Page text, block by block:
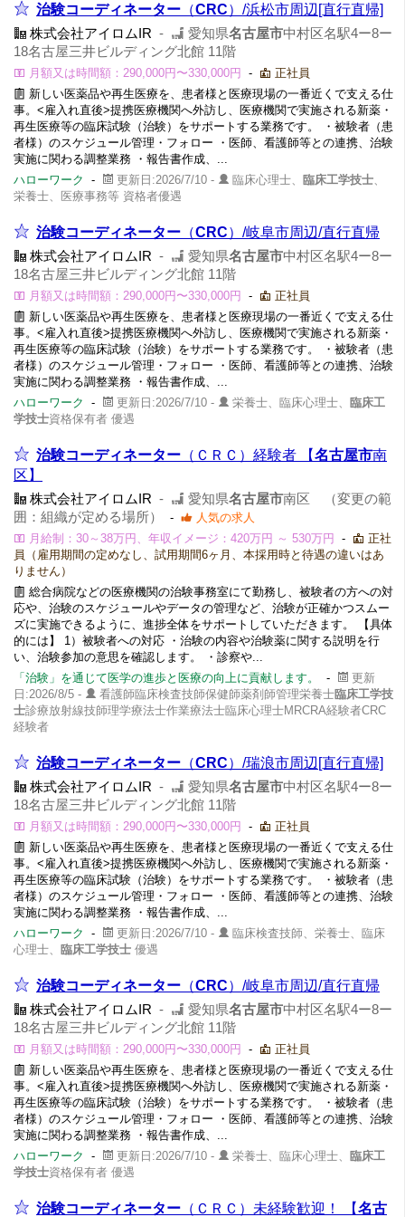
治験コーディネーター （CRC）/浜松市周辺[直行直帰]
株式会社アイロムIR - 愛知県名古屋市中村区名駅4ー8ー
18名古屋三井ビルディング北館 11階
月額又は時間額：290,000円〜330,000円 -
正社員
新しい医薬品や再生医療を、患者様と医療現場の一番近くで支える仕
事。<雇入れ直後>提携医療機関へ外訪し、医療機関で実施される新薬・
再生医療等の臨床試験（治験）をサポートする業務です。 ・被験者（患
者様）のスケジュール管理・フォロー ・医師、看護師等との連携、治験
実施に関わる調整業務 ・報告書作成、...
ハローワーク
- 更新日:2026/7/10 - 臨床心理士、 臨床工学技士
栄養士、医療事務等 資格者優遇
治験コーディネーター （CRC）/岐阜市周辺/直行直帰
株式会社アイロムIR - 愛知県名古屋市中村区名駅4ー8ー
18名古屋三井ビルディング北館 11階
月額又は時間額：290,000円〜330,000円 -
正社員
新しい医薬品や再生医療を、患者様と医療現場の一番近くで支える仕
事。<雇入れ直後>提携医療機関へ外訪し、医療機関で実施される新薬・
再生医療等の臨床試験（治験）をサポートする業務です。 ・被験者（患
者様）のスケジュール管理・フォロー ・医師、看護師等との連携、治験
実施に関わる調整業務 ・報告書作成、...
ハローワーク
- 更新日:2026/7/10 - 栄養士、臨床心理士、
臨床工
学技士資格保有者 優遇
治験コーディネーター （ＣＲＣ）経験者 【名古屋市南
区】
株式会社アイロムIR - 愛知県名古屋市南区 （変更の範
囲：組織が定める場所）
-
人気の求人
月給制：30～38万円、年収イメージ：420万円 ～ 530万円
-
正社
員（雇用期間の定めなし、試用期間6ヶ月、本採用時と待遇の違いはあ
りません）
総合病院などの医療機関の治験事務室にて勤務し、被験者の方への対
応や、治験のスケジュールやデータの管理など、治験が正確かつスムー
ズに実施できるように、進捗全体をサポートしていただきます。 【具体
的には】 1）被験者への対応 ・治験の内容や治験薬に関する説明を行
い、治験参加の意思を確認します。 ・診察や...
「治験」を通じて医学の進歩と医療の向上に貢献します。
-
更新
日:2026/8/5 -
看護師臨床検査技師保健師薬剤師管理栄養士臨床工学技
士診療放射線技師理学療法士作業療法士臨床心理士MRCRA経験者CRC
経験者
治験コーディネーター （CRC）/瑞浪市周辺[直行直帰]
株式会社アイロムIR - 愛知県名古屋市中村区名駅4ー8ー
18名古屋三井ビルディング北館 11階
月額又は時間額：290,000円〜330,000円 -
正社員
新しい医薬品や再生医療を、患者様と医療現場の一番近くで支える仕
事。<雇入れ直後>提携医療機関へ外訪し、医療機関で実施される新薬・
再生医療等の臨床試験（治験）をサポートする業務です。 ・被験者（患
者様）のスケジュール管理・フォロー ・医師、看護師等との連携、治験
実施に関わる調整業務 ・報告書作成、...
ハローワーク
- 更新日:2026/7/10 -
臨床検査技師、栄養士、臨床
心理士、
臨床工学技士 優遇
治験コーディネーター （CRC）/岐阜市周辺/直行直帰
株式会社アイロムIR - 愛知県名古屋市中村区名駅4ー8ー
18名古屋三井ビルディング北館 11階
月額又は時間額：290,000円〜330,000円 -
正社員
新しい医薬品や再生医療を、患者様と医療現場の一番近くで支える仕
事。<雇入れ直後>提携医療機関へ外訪し、医療機関で実施される新薬・
再生医療等の臨床試験（治験）をサポートする業務です。 ・被験者（患
者様）のスケジュール管理・フォロー ・医師、看護師等との連携、治験
実施に関わる調整業務 ・報告書作成、...
ハローワーク
- 更新日:2026/7/10 - 栄養士、臨床心理士、
臨床工
学技士資格保有者 優遇
治験コーディネーター （ＣＲＣ）未経験歓迎！ 【名古